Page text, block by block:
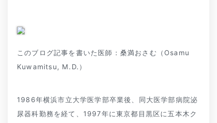
このブログ記事を書いた医師：桑満おさむ（Osamu
Kuwamitsu, M.D.）
1986年横浜市立大学医学部卒業後、同大医学部病院泌
尿器科勤務を経て、1997年に東京都目黒区に五本木ク